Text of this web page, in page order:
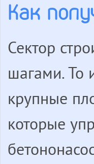
Как
Сектор
шагами. То
крупные
которые